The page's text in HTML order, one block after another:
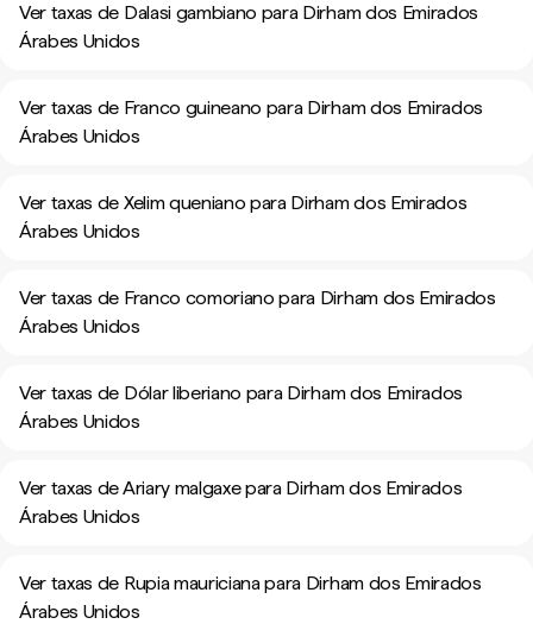
Ver taxas de Dalasi gambiano para Dirham dos Emirados
Árabes Unidos
Ver taxas de Franco guineano para Dirham dos Emirados
Árabes Unidos
Ver taxas de Xelim queniano para Dirham dos Emirados
Árabes Unidos
Ver taxas de Franco comoriano para Dirham dos Emirados
Árabes Unidos
Ver taxas de Dólar liberiano para Dirham dos Emirados
Árabes Unidos
Ver taxas de Ariary malgaxe para Dirham dos Emirados
Árabes Unidos
Ver taxas de Rupia mauriciana para Dirham dos Emirados
Árabes Unidos